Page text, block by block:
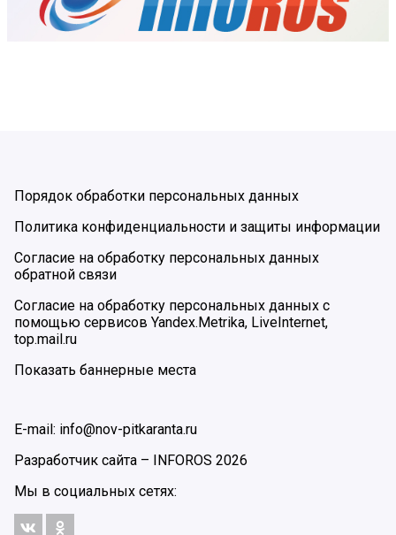
Порядок обработки персональных данных
Политика конфиденциальности и защиты информации
Согласие на обработку персональных данных
обратной связи
Согласие на обработку персональных данных с
помощью сервисов Yandex.Metrika, LiveInternet,
top.mail.ru
Показать баннерные места
E-mail: info@nov-pitkaranta.ru
Разработчик сайта –
INFOROS 2026
Мы в социальных сетях: